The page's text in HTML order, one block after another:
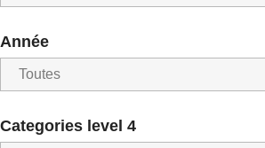
Année
Categories level 4